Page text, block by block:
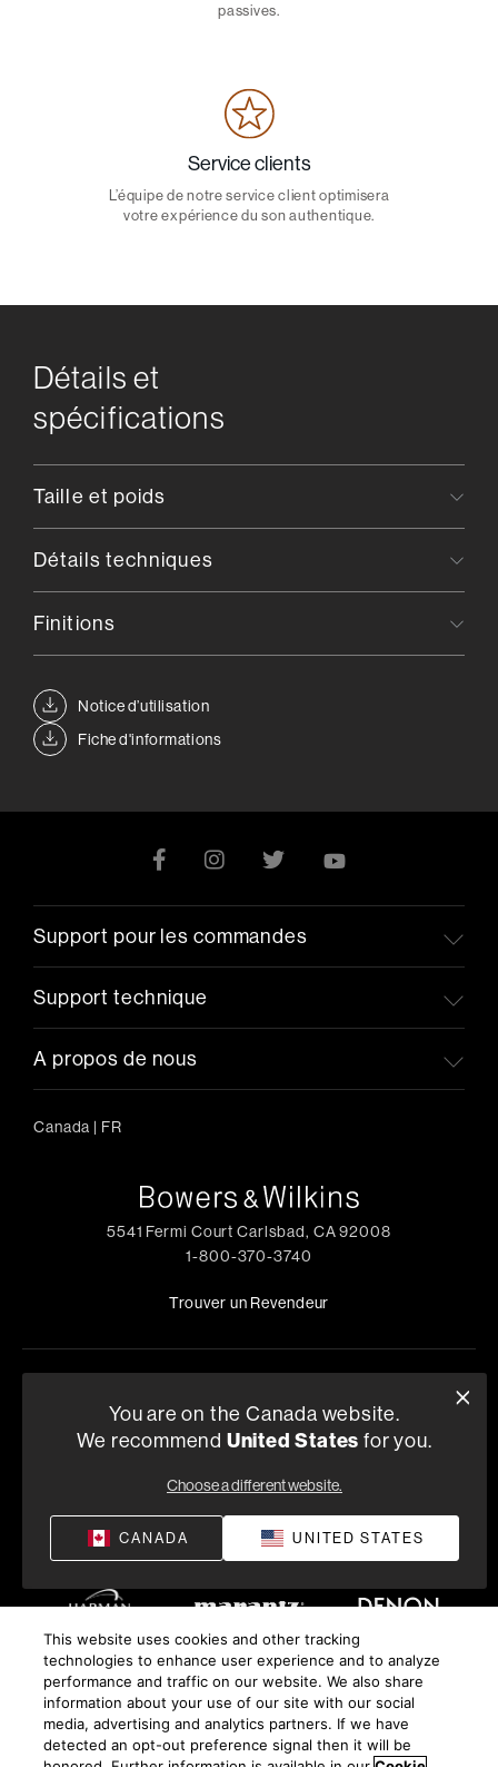
passives.
Service clients
L’équipe de notre service client optimisera
votre expérience du son authentique.
Détails et
spécifications
Notice d’utilisation
Fiche d'informations
Taille et poids
Détails techniques
Finitions
Support pour les commandes
Support technique
A propos de nous
Canada | FR
5541 Fermi Court Carlsbad, CA 92008
1-800-370-3740
Trouver un Revendeur
2026
Harman International Industries, Incorporated. All
You are on the Canada website.
We recommend United States for you.
Choose a different website.
CANADA UNITED STATES
This website uses cookies and other tracking
technologies to enhance user experience and to analyze
performance and traffic on our website. We also share
information about your use of our site with our social
media, advertising and analytics partners. If we have
detected an opt-out preference signal then it will be